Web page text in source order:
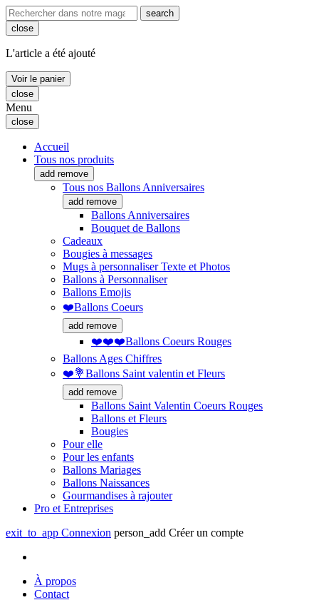
search
close
L'article a été ajouté
Voir le panier
close
Menu
close
Accueil
Tous nos produits
add remove
Tous nos Ballons Anniversaires
add remove
Ballons Anniversaires
Bouquet de Ballons
Cadeaux
Bougies à messages
Mugs à personnaliser Texte et Photos
Ballons à Personnaliser
Ballons Emojis
❤️Ballons Coeurs
add remove
❤️❤️❤️Ballons Coeurs Rouges
Ballons Ages Chiffres
❤️💐Ballons Saint valentin et Fleurs
add remove
Ballons Saint Valentin Coeurs Rouges
Ballons et Fleurs
Bougies
Pour elle
Pour les enfants
Ballons Mariages
Ballons Naissances
Gourmandises à rajouter
Pro et Entreprises
exit_to_app Connexion person_add Créer un compte
À propos
Contact